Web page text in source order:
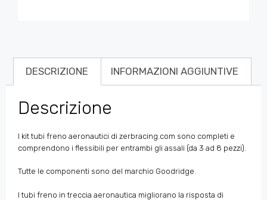
DESCRIZIONE INFORMAZIONI AGGIUNTIVE
Descrizione
I kit tubi freno aeronautici di zerbracing.com sono completi e
comprendono i flessibili per entrambi gli assali (da 3 ad 8 pezzi).
Tutte le componenti sono del marchio Goodridge.
I tubi freno in treccia aeronautica migliorano la risposta di